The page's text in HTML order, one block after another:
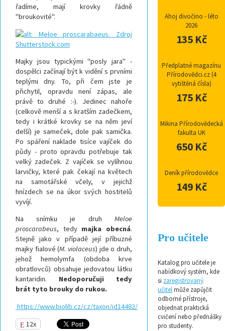
řadíme, mají krovky řádně
"broukovité".
Majky jsou typickými "posly jara" -
dospělci začínají být k vidění s prvními
teplými dny. To, při čem jste je
přichytil, opravdu není zápas, ale
právě to druhé :-). Jedinec nahoře
(celkově menší a s kratším zadečkem,
tedy i krátké krovky se na něm jeví
delší) je sameček, dole pak samička.
Po spáření naklade tisíce vajíček do
půdy - proto opravdu potřebuje tak
velký zadeček. Z vajíček se vylíhnou
larvičky, které pak čekají na květech
na samotářské včely, v jejichž
hnízdech se na úkor svých hostitelů
vyvíjí.
Na snímku je druh Meloe
proscarabeus, tedymajka obecná.
Stejně jako v případě její příbuzné
majky fialové (M. violaceus) jde o druh,
jehož hemolymfa (obdoba krve
obratlovců) obsahuje jedovatou látku
kantaridin. Nedoporučuji tedy
brát tyto brouky do rukou.
https://www.biolib.cz/cz/taxon/id14482/
12x
Ahoj divočino - léto
2026
135 Kč
Předplatné magazínu
Přírodovědci.cz (4
vytištěná čísla)
175 Kč
Mikina Přírodovědecká
fakulta UK
650 Kč
Deník přírodovědce
149 Kč
Pro učitele
Katalog pro učitele je
nabídkový systém, kde
si zaregistrovaný
učitelmůže zapůjčit
odborné přístroje,
objednat praktická
cvičení nebo přednášky
pro studenty.